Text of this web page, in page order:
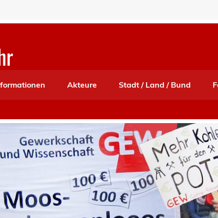
Akteure Stadt / Land / Bund